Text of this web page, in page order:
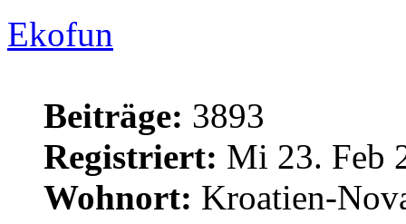
Ekofun
Beiträge: 3893
Registriert: Mi 23. Feb
Wohnort: Kroatien-